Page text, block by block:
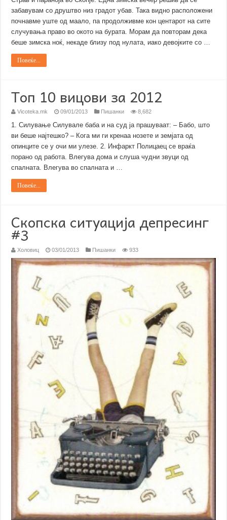
забавувам со друштво низ градот убав. Така видно расположени
почнавме уште од маало, па продолживме кон центарот на сите
случувања право во окото на бурата. Морам да повторам дека
беше зимска ноќ, некаде близу под нулата, иако девојките со …
Повеќе...
Топ 10 вицови за 2012
Vicoteka.mk 09/01/2013 Пишанки 8,682
1. Силување Силувале баба и на суд ја прашуваат: – Бабо, што
ви беше најтешко? – Кога ми ги кренаа нозете и земјата од
опинците се у очи ми улезе. 2. Инфаркт Полицаец се враќа
порано од работа. Влегува дома и слуша чудни звуци од
спалната. Влегува во спалната и …
Повеќе...
Скопска ситуација депресинг
#3
Холовиц 03/01/2013 Пишанки 933